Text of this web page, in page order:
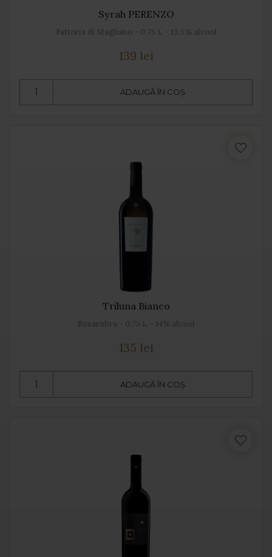
Syrah PERENZO
Fattoria di Magliano - 0.75 L - 13.5% alcool
139 lei
ADAUGĂ ÎN COȘ
Triluna Bianco
Rosarubra - 0.75 L - 14% alcool
135 lei
ADAUGĂ ÎN COȘ